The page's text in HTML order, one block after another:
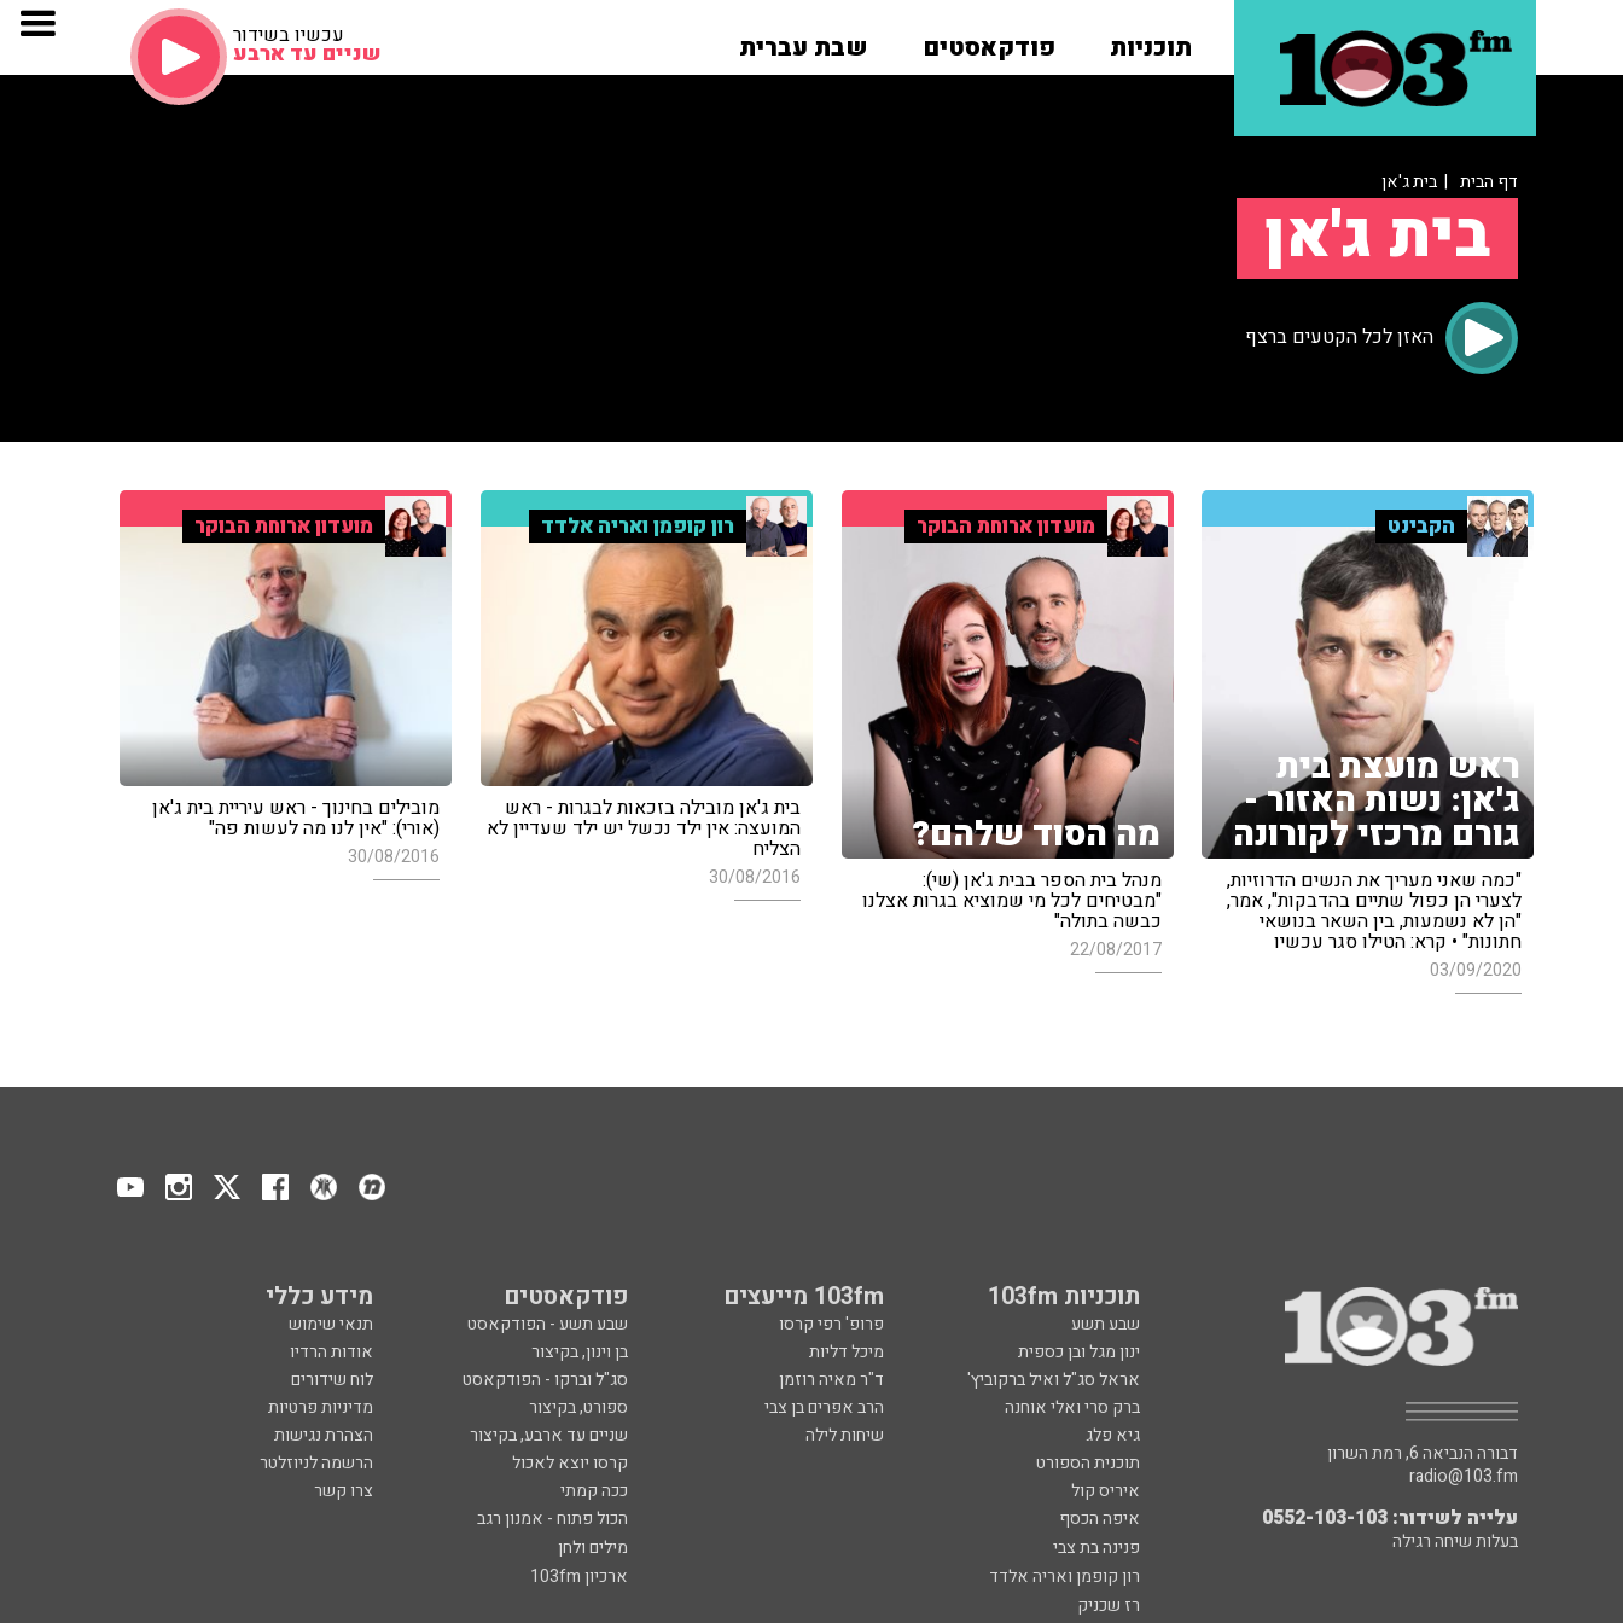
תוכניות פודקאסטים שבת עברית עכשיו בשידור
שניים עד ארבע
דף הבית | בית ג'אן
בית ג'אן
האזן לכל הקטעים ברצף
הקבינט
ראש מועצת בית
ג'אן: נשות האזור -
גורם מרכזי לקורונה
"כמה שאני מעריך את הנשים הדרוזיות,
לצערי הן כפול שתיים בהדבקות", אמר,
"הן לא נשמעות, בין השאר בנושאי
חתונות" • קרא: הטילו סגר עכשיו
03/09/2020
מועדון ארוחת הבוקר
מה הסוד שלהם?
מנהל בית הספר בבית ג'אן (שי):
"מבטיחים לכל מי שמוציא בגרות אצלנו
כבשה בתולה"
22/08/2017
רון קופמן ואריה אלדד
בית ג'אן מובילה בזכאות לבגרות - ראש
המועצה: אין ילד נכשל יש ילד שעדיין לא
הצליח
30/08/2016
מועדון ארוחת הבוקר
מובילים בחינוך - ראש עיריית בית ג'אן
(אורי): "אין לנו מה לעשות פה"
30/08/2016
תוכניות 103fm 103fm מייעצים פודקאסטים מידע כללי
שבע תשע פרופ' רפי קרסו שבע תשע - הפודקאסט
תנאי שימוש
ינון מגל ובן כספית
מיכל דליות בן וינון, בקיצור
אודות הרדיו
אראל סג"ל ואיל ברקוביץ'
ד"ר מאיה רוזמן סג"ל וברקו - הפודקאסט
לוח שידורים
ברק סרי ואלי אוחנה
הרב אפרים בן צבי ספורט, בקיצור
מדיניות פרטיות
גיא פלג
שיחות לילה שניים עד ארבע, בקיצור
הצהרת נגישות
תוכנית הספורט
קרסו יוצא לאכול
הרשמה לניוזלטר
איריס קול
ככה קמתי
צרו קשר
איפה הכסף
הכול פתוח - אמנון רגב
פנינה בת צבי
מילים ולחן
רון קופמן ואריה אלדד
ארכיון 103fm
רז שכניק
דבורה הנביאה 6, רמת השרון
radio@103.fm
עלייה לשידור: 0552-103-103
בעלות שיחה רגילה